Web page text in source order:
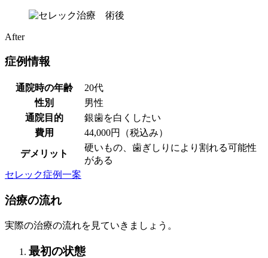
After
症例情報
通院時の年齢
20代
性別
男性
通院目的
銀歯を白くしたい
費用
44,000円（税込み）
デメリット
硬いもの、歯ぎしりにより割れる可能性
がある
セレック症例一案
治療の流れ
実際の治療の流れを見ていきましょう。
最初の状態